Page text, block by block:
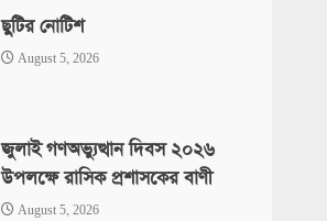
ছুটির নোটিশ
August 5, 2026
জুলাই গণঅভ্যুত্থান দিবস ২০২৬
উপলক্ষে রাসিক প্রশাসকের বাণী
August 5, 2026